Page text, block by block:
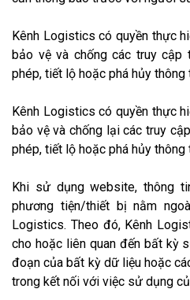
Kênh Logistics có quyền thực
bảo vệ và chống các truy
phép, tiết lộ hoặc phá hủy thông
Kênh Logistics có quyền thực
bảo vệ và chống lại các truy
phép, tiết lộ hoặc phá hủy
Khi sử dụng website, thông
phương tiện/thiết bị nằm
Logistics. Theo đó, Kênh
cho hoặc liên quan đến bất kỳ
đoạn của bất kỳ dữ liệu hoặc
trong kết nối với việc sử dụng